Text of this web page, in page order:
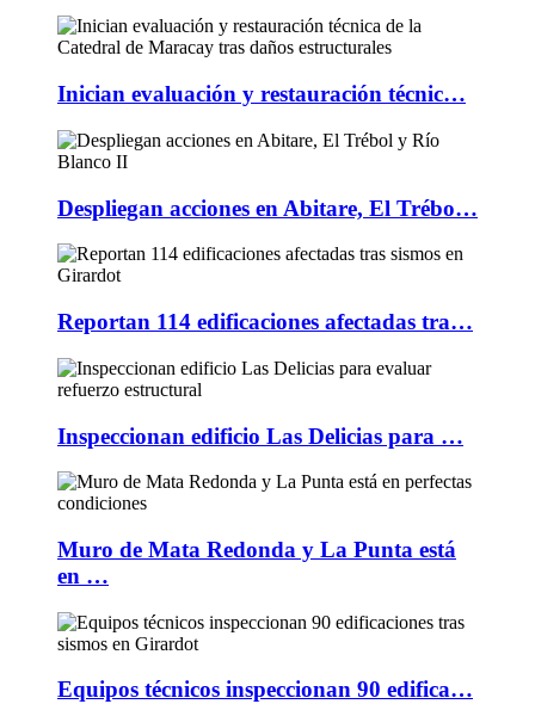
Inician evaluación y restauración técnic…
Despliegan acciones en Abitare, El Trébo…
Reportan 114 edificaciones afectadas tra…
Inspeccionan edificio Las Delicias para …
Muro de Mata Redonda y La Punta está
en …
Equipos técnicos inspeccionan 90 edifica…